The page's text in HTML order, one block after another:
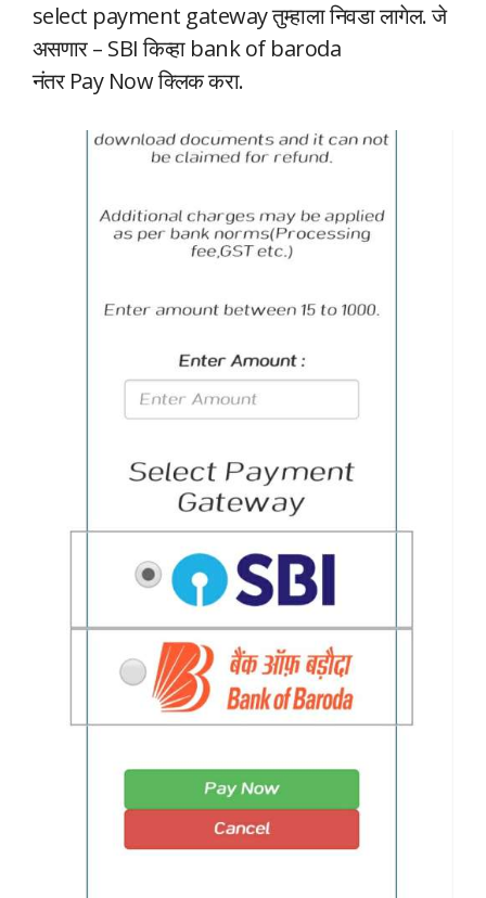
select payment gateway तुम्हाला निवडा लागेल. जे
असणार – SBI किव्हा bank of baroda
नंतर Pay Now क्लिक करा.